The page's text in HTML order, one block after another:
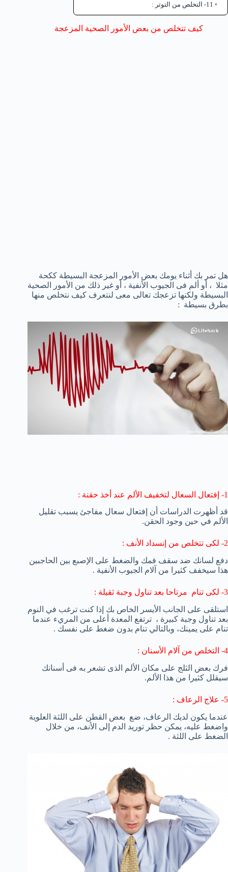
11- التخلص من التوتر :
كيف تتخلص من بعض الأمور الصحية المزعجة
هل تمر بك أثناء يومك بعض الأمور المزعجة البسيطة ككحة
مثلا ، أو ألم فى الجيوب الأنفية ، أو غير ذلك من الأمور الصحية
البسيطة ولكنها تزعجك تعالى معى لنتعرف كيف نتخلص منها
بطرق بسيطة :
1- إفتعال السعال لتخفيف الألم عند أخذ حقنة :
قد أظهرت الدراسات أن إفتعال سعال مفاجئ يسبب تقليل
الألم في حين وجود الحقن.
2- لكى تتخلص من إنسداد الأنف :
دفع لسانك ضد سقف فمك و الضغط على الإصبع بين الحاجبين
هذا سيخفف كثيرا من آلام الجيوب الأنفية .
3- لكى تنام مرتاحا بعد تناول وجبة ثقيلة :
استلقى على الجانب الأيسر الخاص بك إذا كنت ترغب في النوم
بعد تناول وجبة كبيرة ، ترتفع المعدة أعلى من المريء عندما
تنام على يمينك، وبالتالي تنام بدون ضغط على نفسك .
4- التخلص من آلام الأسنان :
فرك بعض الثلج على مكان الألم الذى تشعر به فى أسنانك
سيقلل كثيرا من هذا الألم.
5- علاج الرعاف :
عندما يكون لديك الرعاف، ضع بعض القطن على اللثة العلوية
و اضغط عليه، يمكن حظر توريد الدم إلى الأنف، من خلال
الضغط على اللثة .